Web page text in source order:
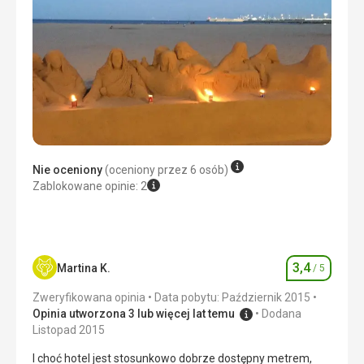
Nie oceniony(oceniony przez 6 osób)
Zablokowane opinie: 2
Martina K. Ocena
3,4/ 5
Zweryfikowana opinia
Data pobytu: Październik 2015
Opinia utworzona 3 lub więcej lat temu
Dodana
Listopad 2015
I choć hotel jest stosunkowo dobrze dostępny metrem,